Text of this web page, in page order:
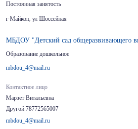
Постоянная занятость
г Майкоп, ул Шоссейная
МБДОУ "Детский сад общеразвивающего
Образование дошкольное
mbdou_4@mail.ru
Контактное лицо
Марзет Витальевна
Другой 78772565007
mbdou_4@mail.ru